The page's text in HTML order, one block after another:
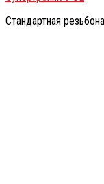
Стандартная